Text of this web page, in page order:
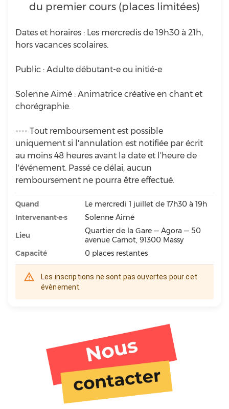
du premier cours (places limitées)
Dates et horaires : Les mercredis de 19h30 à 21h,
hors vacances scolaires.
Public : Adulte débutant-e ou initié-e
Solenne Aimé : Animatrice créative en chant et
chorégraphie.
---- Tout remboursement est possible
uniquement si l'annulation est notifiée par écrit
au moins 48 heures avant la date et l'heure de
l'événement. Passé ce délai, aucun
remboursement ne pourra être effectué.
Quand
Le mercredi 1 juillet de 17h30 à 19h
Intervenant·e·s
Solenne Aimé
Lieu
Quartier de la Gare — Agora — 50
avenue Carnot, 91300 Massy
Capacité
0 places restantes
Les inscriptions ne sont pas ouvertes pour cet
évènement.
Tiers lieu
Ateliers
Gare aux enfants
Restaurant
FabLab
Réemploi
Formation